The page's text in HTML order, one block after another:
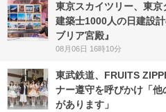
東京スカイツリー、東
建築士1000人の日建設
ブリア宮殿』
08月06日 16時10分
東武鉄道、FRUITS
ナー遵守を呼びかけ「
があります」